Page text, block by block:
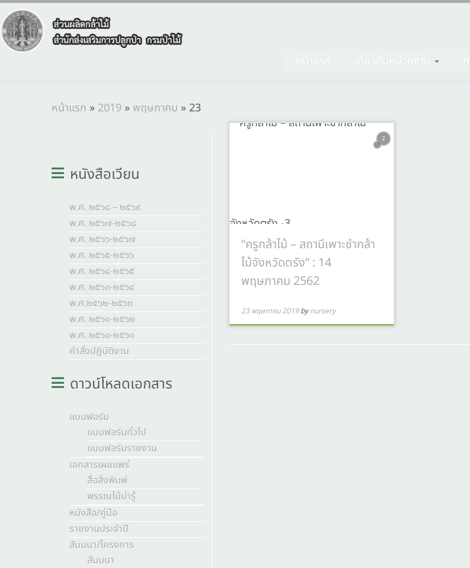
หน้าแรก » 2019 » พฤษภาคม » 23
หนังสือเวียน
พ.ศ. ๒๕๖๘ – ๒๕๖๙
พ.ศ. ๒๕๖๗-๒๕๖๘
พ.ศ. ๒๕๖๖-๒๕๖๗
พ.ศ. ๒๕๖๕-๒๕๖๖
พ.ศ. ๒๕๖๔-๒๕๖๕
พ.ศ. ๒๕๖๓-๒๕๖๔
พ.ศ.๒๕๖๒-๒๕๖๓
พ.ศ. ๒๕๖๑-๒๕๖๒
พ.ศ. ๒๕๖๐-๒๕๖๑
คำสั่งปฏิบัติงาน
ดาวน์โหลดเอกสาร
แบบฟอร์ม
แบบฟอร์มทั่วไป
แบบฟอร์มรายงาน
เอกสารเผยแพร่
สื่อสิ่งพิมพ์
พรรณไม้น่ารู้
หนังสือ/คู่มือ
รายงานประจำปี
สัมมนา/โครงการ
สัมมนา
2
“ครูกล้าไม้ – สถานีเพาะชำกล้า
ไม้จังหวัดตรัง” : 14
พฤษภาคม 2562
23 พฤษภาคม 2019 bynursery